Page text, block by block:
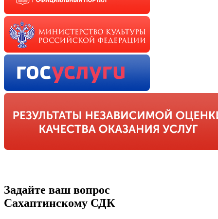
Задайте ваш вопрос
Сахаптинскому СДК